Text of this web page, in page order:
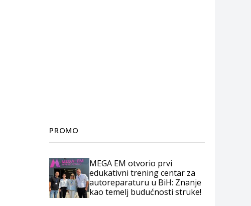
PROMO
MEGA EM otvorio prvi
edukativni trening centar za
autoreparaturu u BiH: Znanje
kao temelj budućnosti struke!